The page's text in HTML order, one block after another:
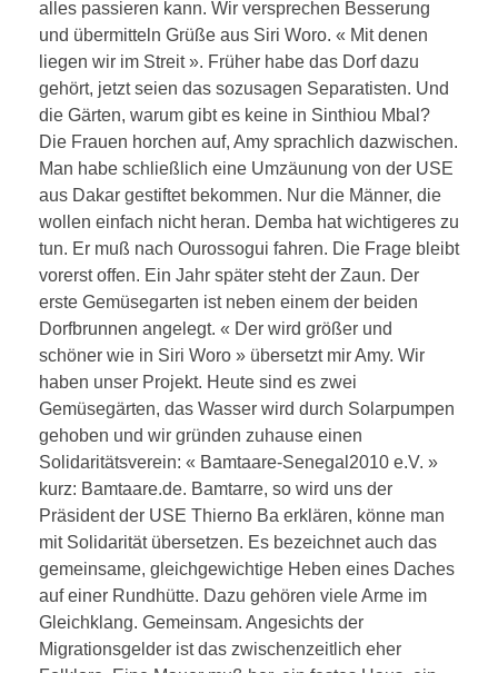
alles passieren kann. Wir versprechen Besserung
und übermitteln Grüße aus Siri Woro. « Mit denen
liegen wir im Streit ». Früher habe das Dorf dazu
gehört, jetzt seien das sozusagen Separatisten. Und
die Gärten, warum gibt es keine in Sinthiou Mbal?
Die Frauen horchen auf, Amy sprachlich dazwischen.
Man habe schließlich eine Umzäunung von der USE
aus Dakar gestiftet bekommen. Nur die Männer, die
wollen einfach nicht heran. Demba hat wichtigeres zu
tun. Er muß nach Ourossogui fahren. Die Frage bleibt
vorerst offen. Ein Jahr später steht der Zaun. Der
erste Gemüsegarten ist neben einem der beiden
Dorfbrunnen angelegt. « Der wird größer und
schöner wie in Siri Woro » übersetzt mir Amy. Wir
haben unser Projekt. Heute sind es zwei
Gemüsegärten, das Wasser wird durch Solarpumpen
gehoben und wir gründen zuhause einen
Solidaritätsverein: « Bamtaare-Senegal2010 e.V. »
kurz: Bamtaare.de. Bamtarre, so wird uns der
Präsident der USE Thierno Ba erklären, könne man
mit Solidarität übersetzen. Es bezeichnet auch das
gemeinsame, gleichgewichtige Heben eines Daches
auf einer Rundhütte. Dazu gehören viele Arme im
Gleichklang. Gemeinsam. Angesichts der
Migrationsgelder ist das zwischenzeitlich eher